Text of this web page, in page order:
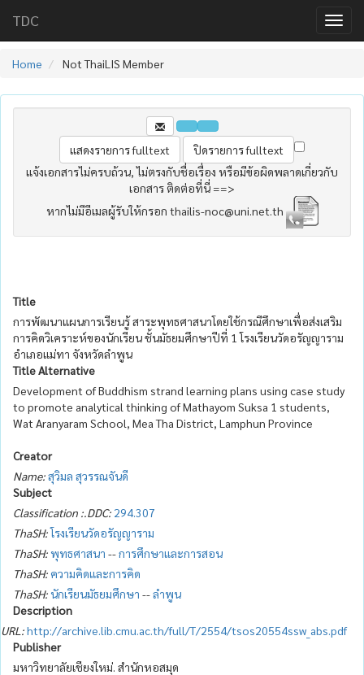
TDC
Home Not ThaiLIS Member
แจ้งเอกสารไม่ครบถ้วน, ไม่ตรงกับชื่อเรื่อง หรือมีข้อผิดพลาดเกี่ยวกับ
เอกสาร ติดต่อที่นี่ ==>
หากไม่มีอีเมลผู้รับให้กรอก thailis-noc@uni.net.th
Title
การพัฒนาแผนการเรียนรู้ สาระพุทธศาสนาโดยใช้กรณีศึกษาเพื่อส่งเสริม
การคิดวิเคราะห์ของนักเรียน ชั้นมัธยมศึกษาปีที่ 1 โรงเรียนวัดอรัญญาราม
อำเภอแม่ทา จังหวัดลำพูน
Title Alternative
Development of Buddhism strand learning plans using case study
to promote analytical thinking of Mathayom Suksa 1 students,
Wat Aranyaram School, Mea Tha District, Lamphun Province
Creator
Name:สุวิมล สุวรรณจันดี
Subject
Classification :.DDC: 294.307
ThaSH:โรงเรียนวัดอรัญญาราม
ThaSH:พุทธศาสนา --การศึกษาและการสอน
ThaSH: ความคิดและการคิด
ThaSH:นักเรียนมัธยมศึกษา --ลำพูน
Description
URL:http://archive.lib.cmu.ac.th/full/T/2554/tsos20554ssw_abs.pdf
Publisher
มหาวิทยาลัยเชียงใหม่. สำนักหอสมุด